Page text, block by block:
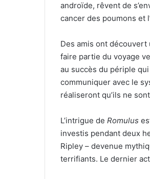
androïde, rêvent de
cancer des poumons et
Des amis ont
faire partie du voyage
au succès du périple
communiquer avec le
réaliseront qu’ils ne
L’intrigue de Romulus
investis pendant deux
Ripley – devenue
terrifiants. Le dernier